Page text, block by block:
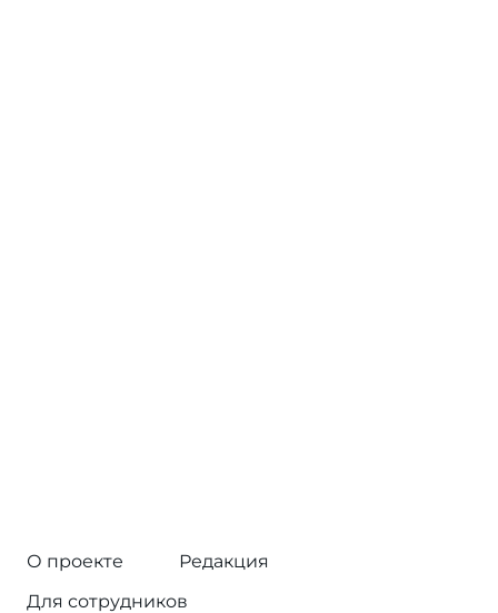
О проекте
Редакция
Для сотрудников